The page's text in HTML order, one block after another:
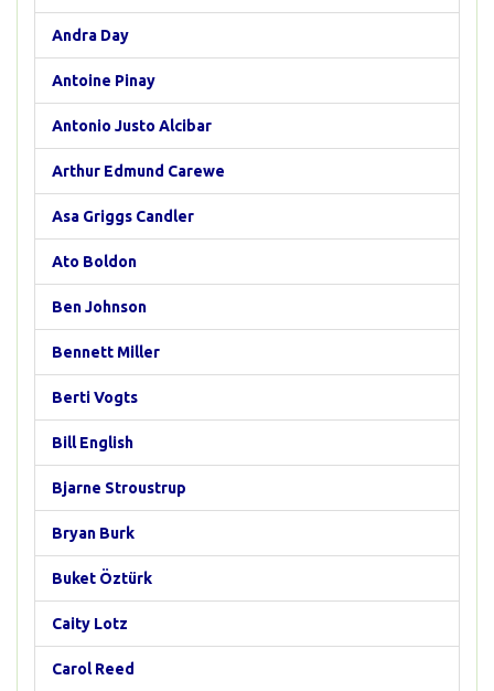
Andra Day
Antoine Pinay
Antonio Justo Alcibar
Arthur Edmund Carewe
Asa Griggs Candler
Ato Boldon
Ben Johnson
Bennett Miller
Berti Vogts
Bill English
Bjarne Stroustrup
Bryan Burk
Buket Öztürk
Caity Lotz
Carol Reed